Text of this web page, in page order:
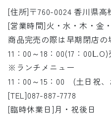
[住所]〒760-0024 香川県高
[営業時間]火・水・木・金
商品完売の際は早期閉店の
11：00～18：00(17：
※ランチメニュー
11：00～15：00 (土日祝
[TEL]087-887-7778
[臨時休業日]月・祝後日